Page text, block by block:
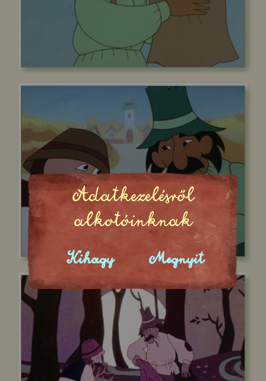
Adatkezelésről
alkotóinknak
Kihagy Megnyit